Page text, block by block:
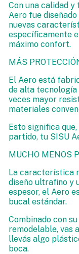
Con una calidad
Aero fue
nuevas
específicamente
máximo confort.
MÁS
El Aero está
de alta tecnología
veces mayor
materiales
Esto significa
partido, tu SISU
MUCHO MENOS
La característica
diseño ultrafino y
espesor, el Aero
bucal estándar.
Combinado con
remodelable, vas
llevás algo
boca.